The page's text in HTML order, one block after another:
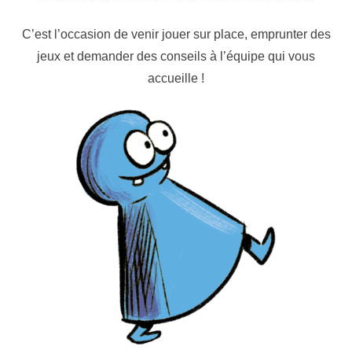
C’est l’occasion de venir jouer sur place, emprunter des
jeux et demander des conseils à l’équipe qui vous
accueille !